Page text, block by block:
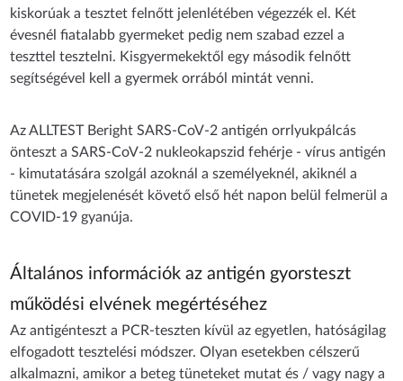
kiskorúak a tesztet felnőtt jelenlétében végezzék el. Két
évesnél fiatalabb gyermeket pedig nem szabad ezzel a
teszttel tesztelni. Kisgyermekektől egy második felnőtt
segítségével kell a gyermek orrából mintát venni.
Az ALLTEST Beright SARS-CoV-2 antigén orrlyukpálcás
önteszt a SARS-CoV-2 nukleokapszid fehérje - vírus antigén
- kimutatására szolgál azoknál a személyeknél, akiknél a
tünetek megjelenését követő első hét napon belül felmerül a
COVID-19 gyanúja.
Általános információk az antigén gyorsteszt
működési elvének megértéséhez
Az antigénteszt a PCR-teszten kívül az egyetlen, hatóságilag
elfogadott tesztelési módszer. Olyan esetekben célszerű
alkalmazni, amikor a beteg tüneteket mutat és / vagy nagy a